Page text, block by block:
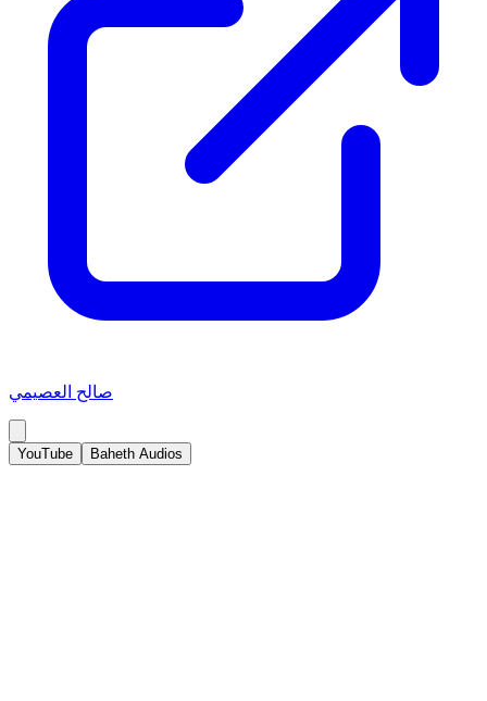
صالح العصيمي
YouTube Baheth Audios